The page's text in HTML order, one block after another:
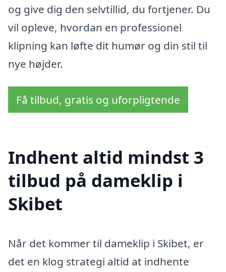
og give dig den selvtillid, du fortjener. Du
vil opleve, hvordan en professionel
klipning kan løfte dit humør og din stil til
nye højder.
Få tilbud, gratis og uforpligtende
Indhent altid mindst 3
tilbud på dameklip i
Skibet
Når det kommer til dameklip i Skibet, er
det en klog strategi altid at indhente